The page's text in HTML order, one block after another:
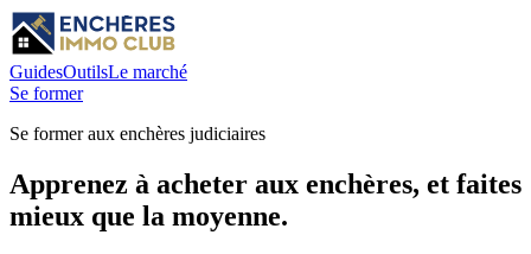
GuidesOutilsLe marché
Se former
Se former aux enchères judiciaires
Apprenez à acheter aux enchères, et faites
mieux que la moyenne.